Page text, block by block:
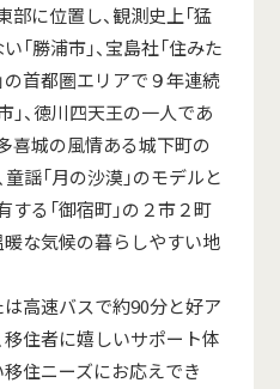
に位置し、観測史上「猛
「勝浦市」、宝島社「住みた
の首都圏エリアで９年連続
」、徳川四天王の一人であ
喜城の風情ある城下町の
童謡「月の沙漠」のモデルと
する 「御宿町」の２市２町
暖な気候の暮らしやすい地
高速バスで約90分と好ア
移住者に嬉しいサポート体
住ニーズにお応えでき